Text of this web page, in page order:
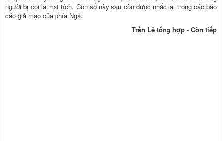
người bị coi là mất tích. Con số này sau còn được nhắc lại trong các báo
cáo giả mạo của phía Nga.
Trần Lê tổng hợp - Còn tiếp